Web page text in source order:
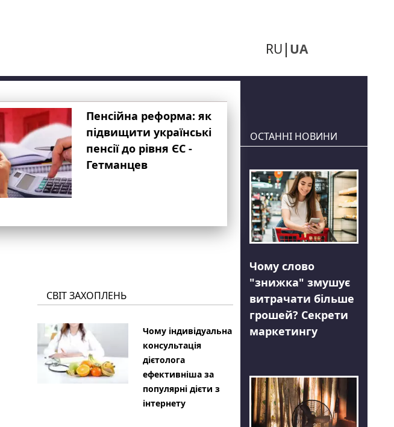
RU UA
Пенсійна реформа: як
підвищити українські
пенсії до рівня ЄС -
Гетманцев
СВІТ ЗАХОПЛЕНЬ
Чому індивідуальна
консультація
дієтолога
ефективніша за
популярні дієти з
інтернету
ОСТАННІ НОВИНИ
Чому слово
"знижка" змушує
витрачати більше
грошей? Секрети
маркетингу